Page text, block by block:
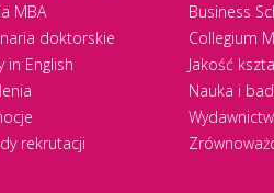
MBA
doktorskie
in English
rekrutacji
Business
Collegium
Jakość
Nauka i